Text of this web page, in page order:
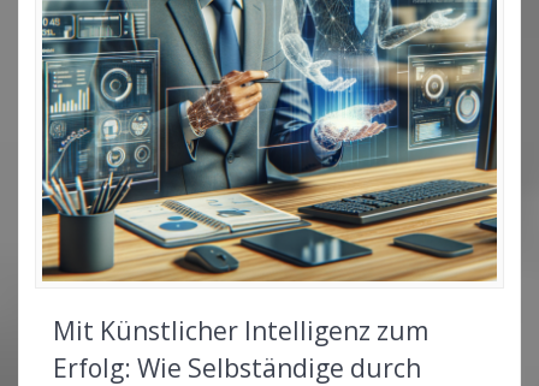
Mit Künstlicher Intelligenz zum
Erfolg: Wie Selbständige durch